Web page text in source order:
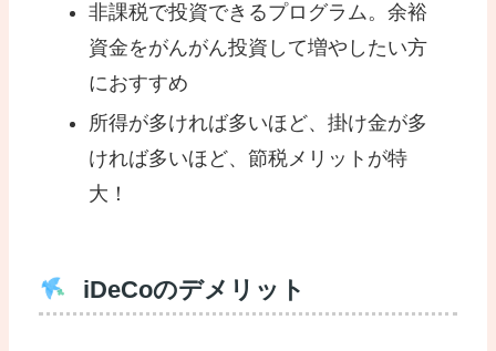
非課税で投資できるプログラム。余裕
資金をがんがん投資して増やしたい方
におすすめ
所得が多ければ多いほど、掛け金が多
ければ多いほど、節税メリットが特
大！
iDeCoのデメリット